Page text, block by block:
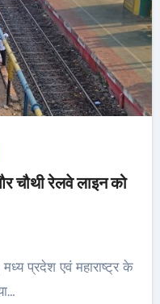
चौथी रेलवे लाइन को